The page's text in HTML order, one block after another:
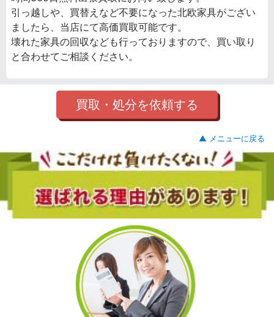
引っ越しや、買替えなど不要になった北欧家具がござい
ましたら、当店にて高価買取可能です。
壊れた家具の回収なども行っておりますので、買い取り
と合わせてご相談ください。
買取・処分を依頼する
▲ メニューに戻る